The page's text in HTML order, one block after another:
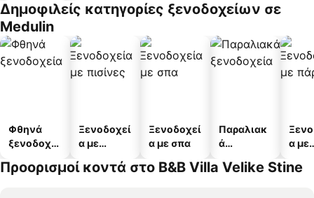
Δημοφιλείς κατηγορίες ξενοδοχείων σε
Medulin
Φθηνά
ξενοδοχεί
Ξενοδοχεί
α με
Ξενοδοχεί
α με σπα
Παραλιακ
ά
α
α με
Προορισμοί κοντά στο B&B Villa Velike Stine